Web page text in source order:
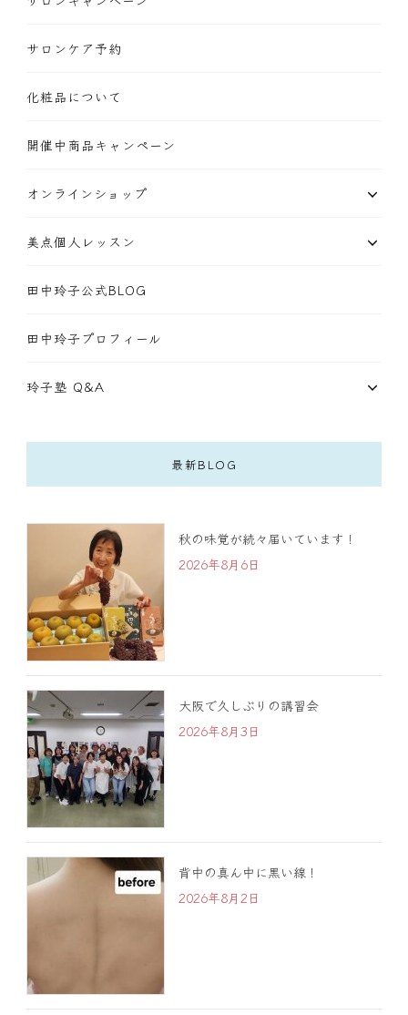
サロンケア予約
化粧品について
開催中商品キャンペーン
オンラインショップ
美点個人レッスン
田中玲子公式BLOG
田中玲子プロフィール
玲子塾 Q&A
最新BLOG
秋の味覚が続々届いています！
2026年8月6日
大阪で久しぶりの講習会
2026年8月3日
背中の真ん中に黒い線！
2026年8月2日